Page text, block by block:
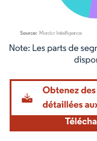
Image © Mordor